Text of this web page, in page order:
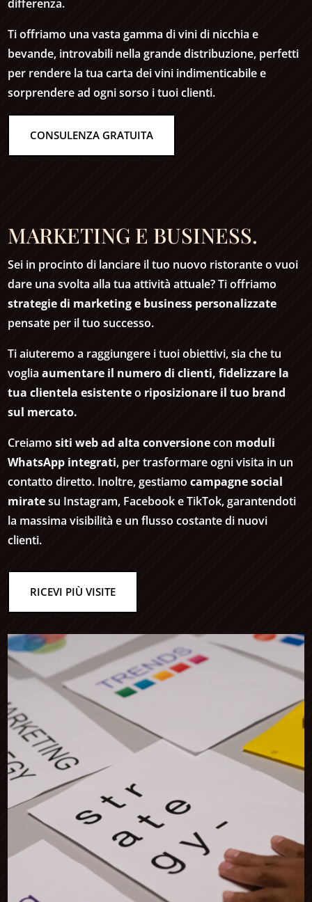
differenza.
Ti offriamo una vasta gamma di vini di nicchia e
bevande, introvabili nella grande distribuzione, perfetti
per rendere la tua carta dei vini indimenticabile e
sorprendere ad ogni sorso i tuoi clienti.
CONSULENZA GRATUITA
MARKETING E BUSINESS.
Sei in procinto di lanciare il tuo nuovo ristorante o vuoi
dare una svolta alla tua attività attuale? Ti offriamo
strategie di marketing e business personalizzate
pensate per il tuo successo.
Ti aiuteremo a raggiungere i tuoi obiettivi, sia che tu
vogliaaumentare il numero di clienti, fidelizzare la
tua clientela esistenteo riposizionare il tuo brand
sul mercato.
Creiamo siti web ad alta conversionecon moduli
WhatsApp integrati, per trasformare ogni visita in un
contatto diretto. Inoltre, gestiamo campagne social
miratesu Instagram, Facebook e TikTok, garantendoti
la massima visibilità e un flusso costante di nuovi
clienti.
RICEVI PIÙ VISITE